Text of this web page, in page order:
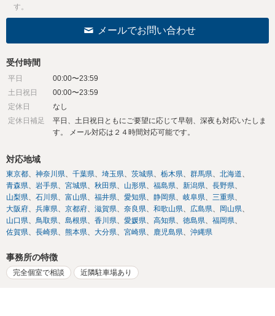
す。
メールでお問い合わせ
受付時間
平日
00:00〜23:59
土日祝日
00:00〜23:59
定休日
なし
定休日補足
平日、土日祝日ともにご要望に応じて早朝、深夜も対応いたしま
す。 メール対応は２４時間対応可能です。
対応地域
東京都 神奈川県 千葉県 埼玉県 茨城県 栃木県 群馬県
北海道
青森県
岩手県 宮城県 秋田県 山形県 福島県 新潟県
長野県
山梨県
石川県 富山県 福井県 愛知県 静岡県 岐阜県
三重県
大阪府
兵庫県 京都府 滋賀県 奈良県 和歌山県 広島県
岡山県
山口県
鳥取県 島根県 香川県 愛媛県 高知県 徳島県
福岡県
佐賀県
長崎県 熊本県 大分県 宮崎県 鹿児島県 沖縄県
事務所の特徴
完全個室で相談 近隣駐車場あり